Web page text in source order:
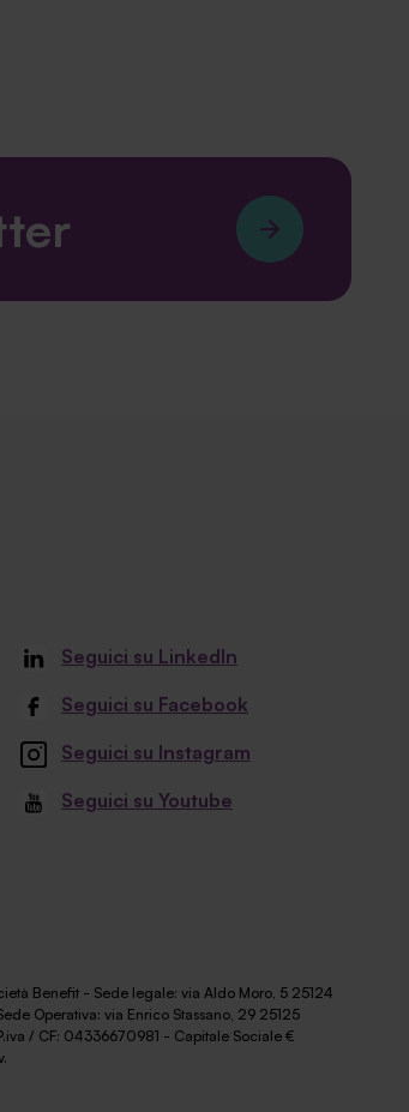
Seguici su LinkedIn
Seguici su Facebook
Seguici su Instagram
Seguici su Youtube
Benefit - Sede legale: via Aldo Moro, 5 25124
Operativa: via Enrico Stassano, 29 25125
/ CF: 04336670981 - Capitale Sociale €